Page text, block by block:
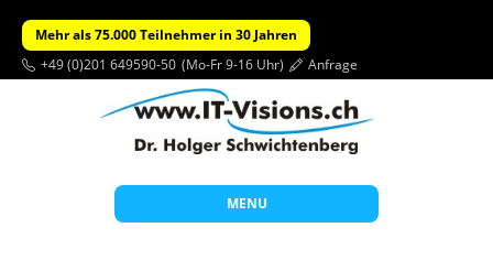
Mehr als 75.000 Teilnehmer in 30 Jahren
+49 (0)201 649590-50 (Mo-Fr 9-16 Uhr) Anfrage
MENU